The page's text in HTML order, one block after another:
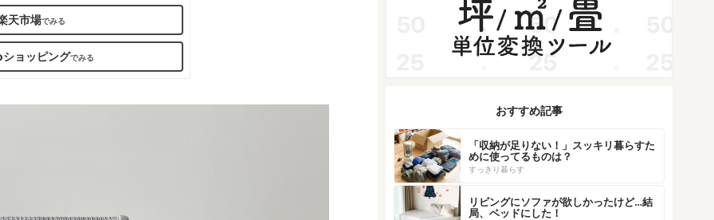
天市場
ョッピング
おすすめ記事
「収納が足りない！」スッキリ暮らすた
めに使ってるものは？
すっきり暮らす
リビングにソファが欲しかったけど…結
局、ベッドにした！